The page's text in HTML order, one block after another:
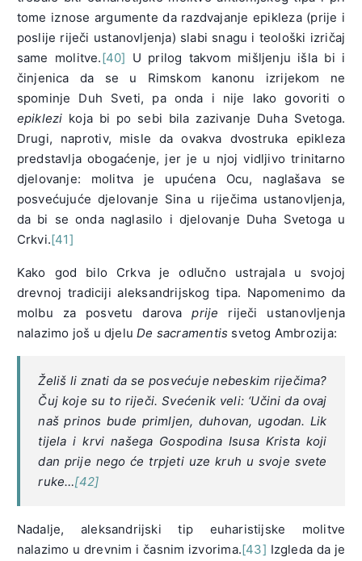
tome iznose argumente da razdvajanje epikleza (prije i
poslije riječi ustanovljenja) slabi snagu i teološki izričaj
same molitve.[40] U prilog takvom mišljenju išla bi i
činjenica da se u Rimskom kanonu izrijekom ne
spominje Duh Sveti, pa onda i nije lako govoriti o
epiklezi koja bi po sebi bila zazivanje Duha Svetoga.
Drugi, naprotiv, misle da ovakva dvostruka epikleza
predstavlja obogaćenje, jer je u njoj vidljivo trinitarno
djelovanje: molitva je upućena Ocu, naglašava se
posvećujuće djelovanje Sina u riječima ustanovljenja,
da bi se onda naglasilo i djelovanje Duha Svetoga u
Crkvi.[41]
Kako god bilo Crkva je odlučno ustrajala u svojoj
drevnoj tradiciji aleksandrijskog tipa. Napomenimo da
molbu za posvetu darovaprije riječi ustanovljenja
nalazimo još u djeluDe sacramentis svetog Ambrozija:
Želiš li znati da se posvećuje nebeskim riječima?
Čuj koje su to riječi. Svećenik veli: ‘Učini da ovaj
naš prinos bude primljen, duhovan, ugodan. Lik
tijela i krvi našega Gospodina Isusa Krista koji
dan prije nego će trpjeti uze kruh u svoje svete
ruke…[42]
Nadalje, aleksandrijski tip euharistijske molitve
nalazimo u drevnim i časnim izvorima.[43] Izgleda da je